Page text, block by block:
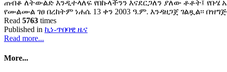
ጠብቆ ለትውልድ እንዲተላለፍ የበኩላችንን እናደርጋለን ያለው ቶቶት፤
የሙልሙል ገፀ በረከትም ነሐሴ 13 ቀን 2003 ዓ.ም. እንዳዘጋጀ ገልጿል፡፡
Read 5763 times
Published in ኪነ-ጥበባዊ ዜና
Read more...
More...